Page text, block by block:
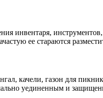
инвентаря,
ее стараются
качели, газон для
уединенным и